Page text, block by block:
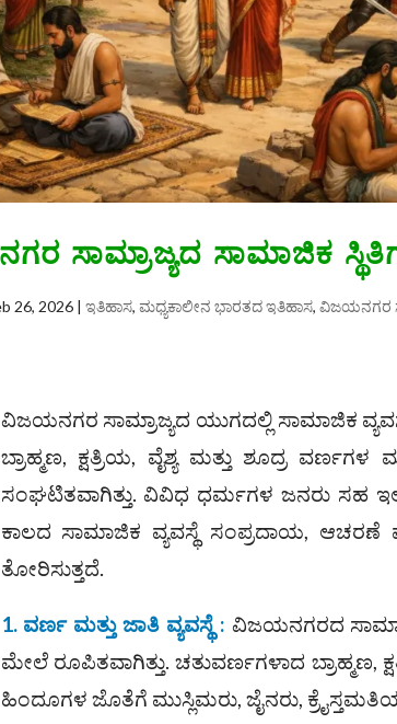
ಸಾಮ್ರಾಜ್ಯದ ಸಾಮಾಜಿಕ
26, 2026 |ಇತಿಹಾಸ,ಮಧ್ಯಕಾಲೀನ ಭಾರತದ ಇತಿಹಾಸ,ವಿಜಯನಗರ
ವಿಜಯನಗರ ಸಾಮ್ರಾಜ್ಯದ ಯುಗದಲ್ಲಿ ಸಾಮಾಜಿಕ
ಬ್ರಾಹ್ಮಣ, ಕ್ಷತ್ರಿಯ, ವೈಶ್ಯ ಮತ್ತು ಶೂದ್ರ
ಸಂಘಟಿತವಾಗಿತ್ತು. ವಿವಿಧ ಧರ್ಮಗಳ ಜನರು ಸಹ
ಕಾಲದ ಸಾಮಾಜಿಕ ವ್ಯವಸ್ಥೆ ಸಂಪ್ರದಾಯ, ಆಚರಣೆ
ತೋರಿಸುತ್ತದೆ.
1. ವರ್ಣ ಮತ್ತು ಜಾತಿ ವ್ಯವಸ್ಥೆ : ವಿಜಯನಗರದ
ಮೇಲೆ ರೂಪಿತವಾಗಿತ್ತು. ಚತುವರ್ಣಗಳಾದ ಬ್ರಾಹ್ಮಣ,
ಹಿಂದೂಗಳ ಜೊತೆಗೆ ಮುಸ್ಲಿಮರು, ಜೈನರು,